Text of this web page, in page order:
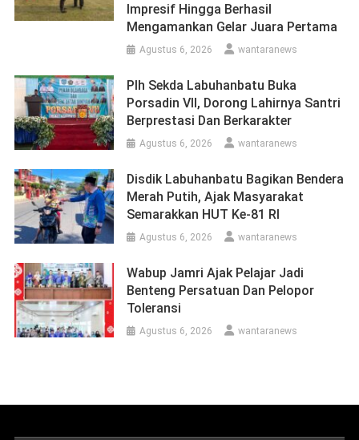
Impresif Hingga Berhasil
Mengamankan Gelar Juara Pertama
Agustus 6, 2026 wantaranews
Plh Sekda Labuhanbatu Buka
Porsadin VII, Dorong Lahirnya Santri
Berprestasi Dan Berkarakter
Agustus 6, 2026 wantaranews
Disdik Labuhanbatu Bagikan Bendera
Merah Putih, Ajak Masyarakat
Semarakkan HUT Ke-81 RI
Agustus 6, 2026 wantaranews
Wabup Jamri Ajak Pelajar Jadi
Benteng Persatuan Dan Pelopor
Toleransi
Agustus 6, 2026 wantaranews